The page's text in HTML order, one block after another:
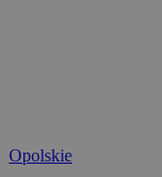
Opolskie